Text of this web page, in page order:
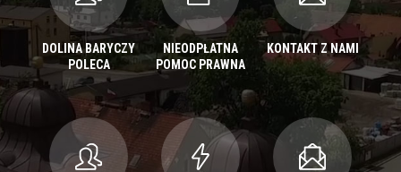
DOLINA BARYCZY
POLECA
NIEODPŁATNA
POMOC PRAWNA
KONTAKT Z NAMI